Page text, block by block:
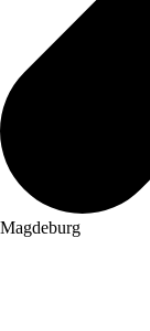
Magdeburg